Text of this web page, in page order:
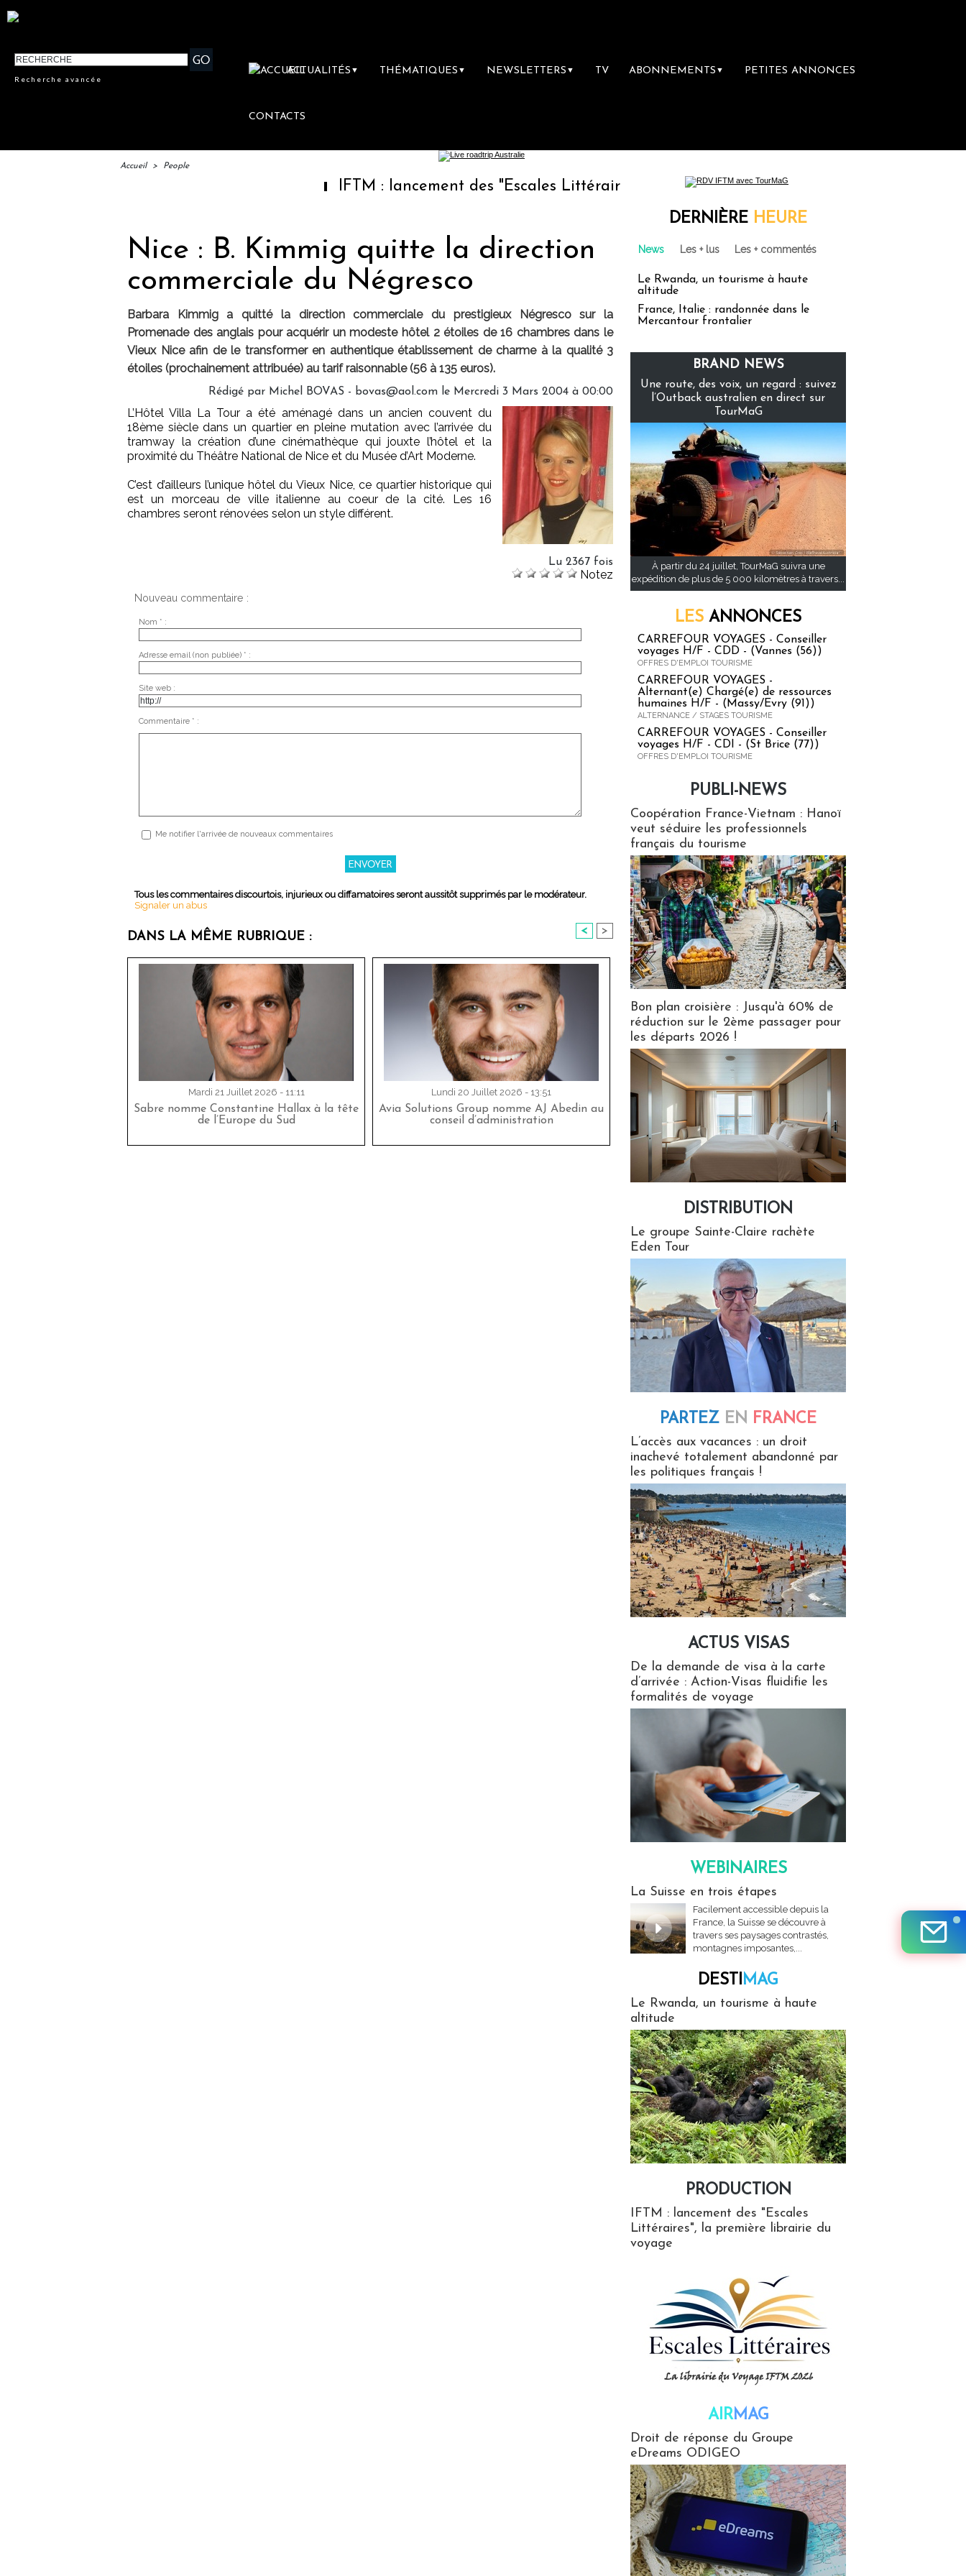
Recherche avancée
ACTUALITÉS ▼ THÉMATIQUES ▼ NEWSLETTERS ▼ TV ABONNEMENTS ▼ PETITES ANNONCES
CONTACTS
Accueil > People
IFTM : lancement des "Escales Littéraires", la première librairie du voyage
Nice : B. Kimmig quitte la direction
commerciale du Négresco
Barbara Kimmig a quitté la direction commerciale du prestigieux Négresco sur la
Promenade des anglais pour acquérir un modeste hôtel 2 étoiles de 16 chambres dans le
Vieux Nice afin de le transformer en authentique établissement de charme à la qualité 3
étoiles (prochainement attribuée) au tarif raisonnable (56 à 135 euros).
Rédigé par Michel BOVAS - bovas@aol.com le Mercredi 3 Mars 2004 à 00:00
L’Hôtel Villa La Tour a été aménagé dans un ancien couvent du
18ème siècle dans un quartier en pleine mutation avec l’arrivée du
tramway la création d’une cinémathèque qui jouxte l’hôtel et la
proximité du Théâtre National de Nice et du Musée d’Art Moderne.
C’est d’ailleurs l’unique hôtel du Vieux Nice, ce quartier historique qui
est un morceau de ville italienne au coeur de la cité. Les 16
chambres seront rénovées selon un style différent.
Lu 2367 fois
Notez
Nouveau commentaire :
Nom * :
Adresse email (non publiée) * :
Site web :
Commentaire * :
Me notifier l'arrivée de nouveaux commentaires
Tous les commentaires discourtois, injurieux ou diffamatoires seront aussitôt supprimés par le modérateur.
Signaler un abus
DANS LA MÊME RUBRIQUE : < >
Mardi 21 Juillet 2026 - 11:11
Sabre nomme Constantine Hallax à la tête
de l’Europe du Sud
Lundi 20 Juillet 2026 - 13:51
Avia Solutions Group nomme AJ Abedin au
conseil d’administration
DERNIÈRE HEURE
News Les + lus Les + commentés
Le Rwanda, un tourisme à haute
altitude
France, Italie : randonnée dans le
Mercantour frontalier
BRAND NEWS
Une route, des voix, un regard : suivez
l’Outback australien en direct sur
TourMaG
À partir du 24 juillet, TourMaG suivra une
expédition de plus de 5 000 kilomètres à travers...
LES ANNONCES
CARREFOUR VOYAGES - Conseiller
voyages H/F - CDD - (Vannes (56))
OFFRES D'EMPLOI TOURISME
CARREFOUR VOYAGES -
Alternant(e) Chargé(e) de ressources
humaines H/F - (Massy/Evry (91))
ALTERNANCE / STAGES TOURISME
CARREFOUR VOYAGES - Conseiller
voyages H/F - CDI - (St Brice (77))
OFFRES D'EMPLOI TOURISME
PUBLI-NEWS
Coopération France-Vietnam : Hanoï
veut séduire les professionnels
français du tourisme
Bon plan croisière : Jusqu'à 60% de
réduction sur le 2ème passager pour
les départs 2026 !
DISTRIBUTION
Le groupe Sainte-Claire rachète
Eden Tour
PARTEZ EN FRANCE
L’accès aux vacances : un droit
inachevé totalement abandonné par
les politiques français !
ACTUS VISAS
De la demande de visa à la carte
d’arrivée : Action-Visas fluidifie les
formalités de voyage
WEBINAIRES
La Suisse en trois étapes
Facilement accessible depuis la
France, la Suisse se découvre à
travers ses paysages contrastés,
montagnes imposantes,...
DESTIMAG
Le Rwanda, un tourisme à haute
altitude
PRODUCTION
IFTM : lancement des "Escales
Littéraires", la première librairie du
voyage
AIRMAG
Droit de réponse du Groupe
eDreams ODIGEO